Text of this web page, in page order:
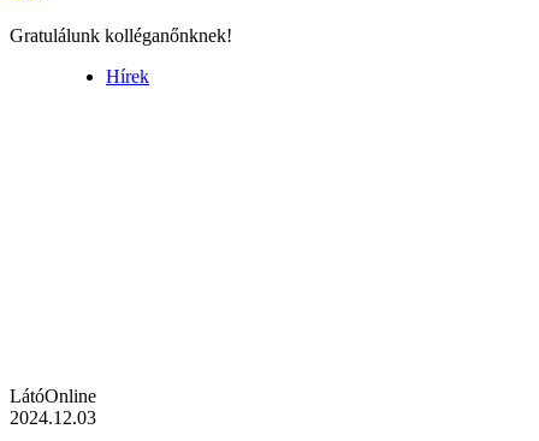
Gratulálunk kolléganőnknek!
Hírek
LátóOnline
2024.12.03